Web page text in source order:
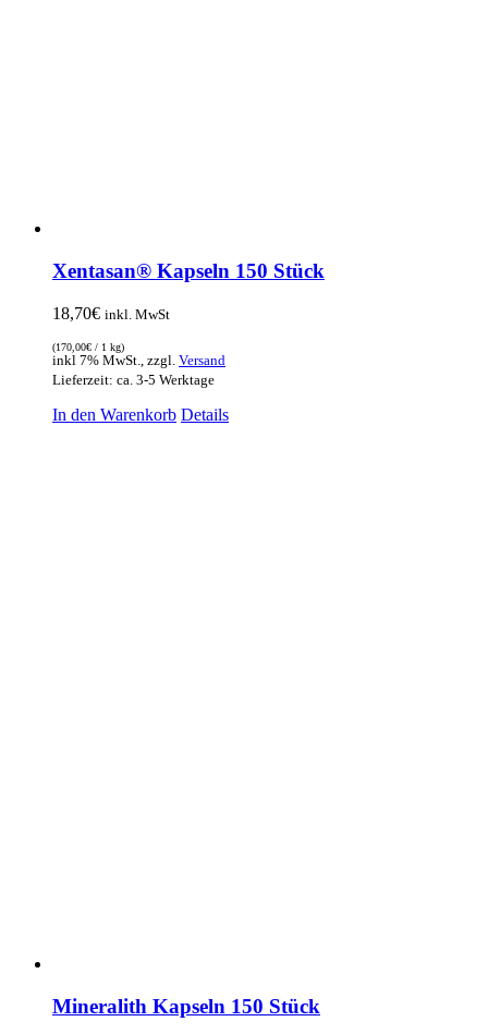
Xentasan® Kapseln 150 Stück
18,70€ inkl. MwSt
(170,00€ / 1 kg)
inkl 7% MwSt., zzgl. Versand
Lieferzeit: ca. 3-5 Werktage
In den Warenkorb Details
Mineralith Kapseln 150 Stück